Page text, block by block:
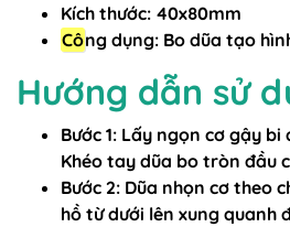
Kích thước: 40x80mm
Công dụng: Bo dũa tạo
Hướng dẫn sử
Bước 1: Lấy ngọn cơ gậy
Khéo tay dũa bo tròn đầu
Bước 2: Dũa nhọn cơ theo
hồ từ dưới lên xung quanh